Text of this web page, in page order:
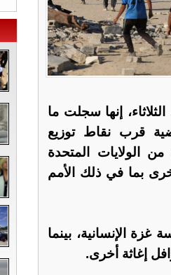
إنها سجلت ما
الماضية قرب نقاط توزيع
الولايات المتحدة
بما في ذلك الأمم
الإنسانية، بينما